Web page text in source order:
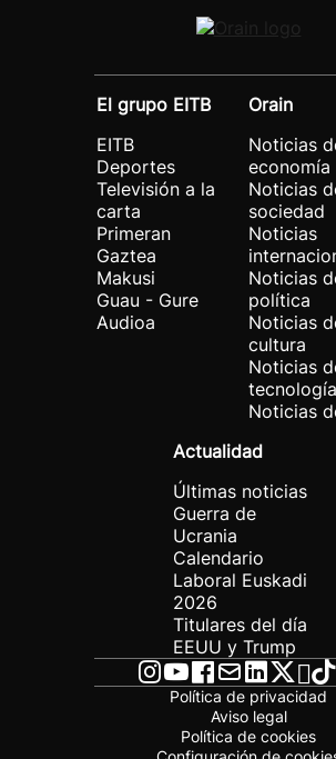
El grupo EITB
EITB
Deportes
Televisión a la
carta
Primeran
Gaztea
Makusi
Guau - Gure
Audioa
Orain
Noticias
economía
Noticias
sociedad
Noticias
Noticias
política
Noticias
cultura
Noticias
tecnología
Noticias
Actualidad
Últimas noticias
Guerra de
Ucrania
Calendario
Laboral Euskadi
2026
Titulares del día
EEUU y Trump
Política de privacidad
Aviso legal
Política de cookies